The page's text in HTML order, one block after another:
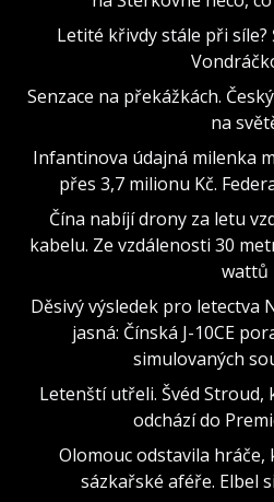
Letité křivdy stále při
Senzace na překážkách.
na
Infantinova údajná milenka
přes 3,7 milionu Kč.
Čína nabíjí drony za letu
kabelu. Ze vzdálenosti 30
wattů
Děsivý výsledek pro letectva
jasná: Čínská J-10CE
simulovaných
Letenští utřeli. Švéd Stroud,
odchází do
Olomouc odstavila
sázkařské aféře. Elbel